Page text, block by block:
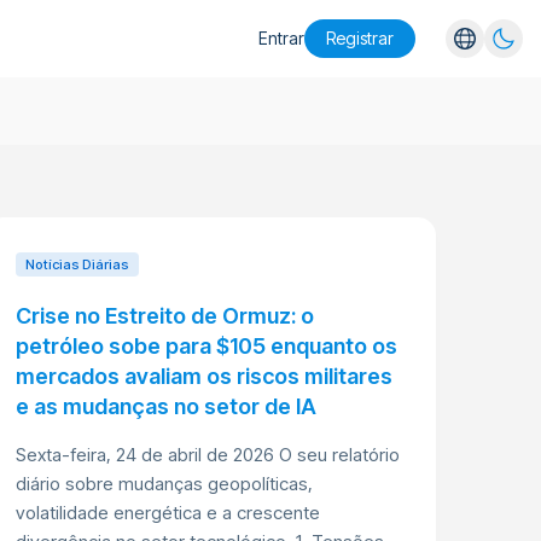
Entrar Registrar
Notícias Diárias
Crise no Estreito de Ormuz: o
petróleo sobe para $105 enquanto os
mercados avaliam os riscos militares
e as mudanças no setor de IA
Sexta-feira, 24 de abril de 2026 O seu relatório
diário sobre mudanças geopolíticas,
volatilidade energética e a crescente